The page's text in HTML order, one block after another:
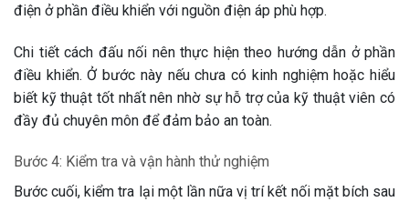
điện ở phần điều khiển với nguồn điện áp phù hợp.
Chi tiết cách đấu nối nên thực hiện theo hướng dẫn ở phần
điều khiển. Ở bước này nếu chưa có kinh nghiệm hoặc hiểu
biết kỹ thuật tốt nhất nên nhờ sự hỗ trợ của kỹ thuật viên có
đầy đủ chuyên môn để đảm bảo an toàn.
Bước 4: Kiểm tra và vận hành thử nghiệm
Bước cuối, kiểm tra lại một lần nữa vị trí kết nối mặt bích sau